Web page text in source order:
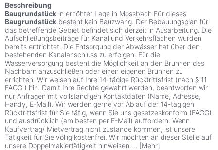
Beschreibung
Baugrundstück in erhöhter Lage in Mossbach Für dieses
Baugrundstück besteht kein Bauzwang. Der Bebauungsplan für
das betreffende Gebiet befindet sich derzeit in Ausarbeitung. Die
Aufschließungsbeiträge für Kanal und Verkehrsflächen wurden
bereits entrichtet. Die Entsorgung der Abwässer hat über den
bestehenden Kanalanschluss zu erfolgen. Für die
Wasserversorgung besteht die Möglichkeit an den Brunnen des
Nachbarn anzuschließen oder einen eigenen Brunnen zu
errichten. Wir weisen auf Ihre 14-tägige Rücktrittsfrist (nach § 11
FAGG ) hin. Damit Ihre Rechte gewahrt werden, beantworten wir
nur Anfragen mit vollständigen Kontaktdaten (Name, Adresse,
Handy, E-Mail). Wir werden gerne vor Ablauf der 14-tägigen
Rücktrittsfrist für Sie tätig, wenn Sie uns gesetzeskonform (FAGG)
und ausdrücklich (am besten per E-Mail) auffordern. Wenn
Kaufvertrag/ Mietvertrag nicht zustande kommen, ist unsere
Tätigkeit für Sie völlig kostenfrei. Wir möchten an dieser Stelle auf
unsere Doppelmaklertätigkeit hinweisen.... [Mehr]